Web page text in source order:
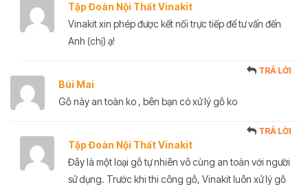
Tập Đoàn Nội Thất Vinakit
Vinakit xin phép được kết nối trực tiếp để tư vấn đến
Anh (chị) ạ!
Bùi Mai
TRẢ LỜI
Gỗ này an toàn ko , bên bạn có xử lý gỗ ko
Tập Đoàn Nội Thất Vinakit
TRẢ LỜI
Đây là một loại gỗ tự nhiên vô cùng an toàn với người
sử dụng. Trước khi thi công gỗ, Vinakit luôn xử lý gỗ